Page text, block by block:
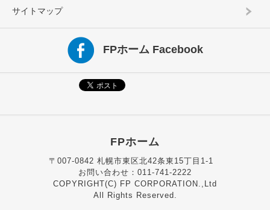
サイトマップ
FPホーム Facebook
FPホーム
〒007-0842 札幌市東区北42条東15丁目1-1
お問い合わせ：011-741-2222
COPYRIGHT(C) FP CORPORATION.,Ltd
All Rights Reserved.